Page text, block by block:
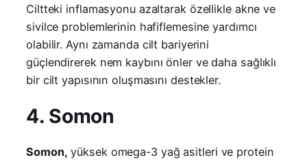
Ciltteki inflamasyonu azaltarak özellikle akne ve
sivilce problemlerinin hafiflemesine yardımcı
olabilir. Aynı zamanda cilt bariyerini
güçlendirerek nem kaybını önler ve daha sağlıklı
bir cilt yapısının oluşmasını destekler.
4. Somon
Somon, yüksek omega-3 yağ asitleri ve protein